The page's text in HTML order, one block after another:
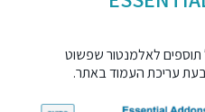
לאלמנטור שפשוט
עריכת העמוד באתר.